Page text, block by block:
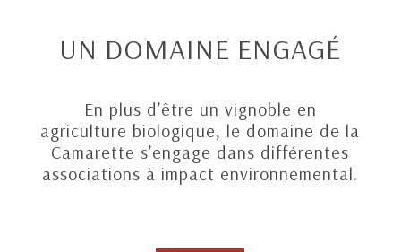
UN DOMAINE ENGAGÉ
En plus d’être un vignoble en
agriculture biologique, le domaine de la
Camarette s’engage dans différentes
associations à impact environnemental.